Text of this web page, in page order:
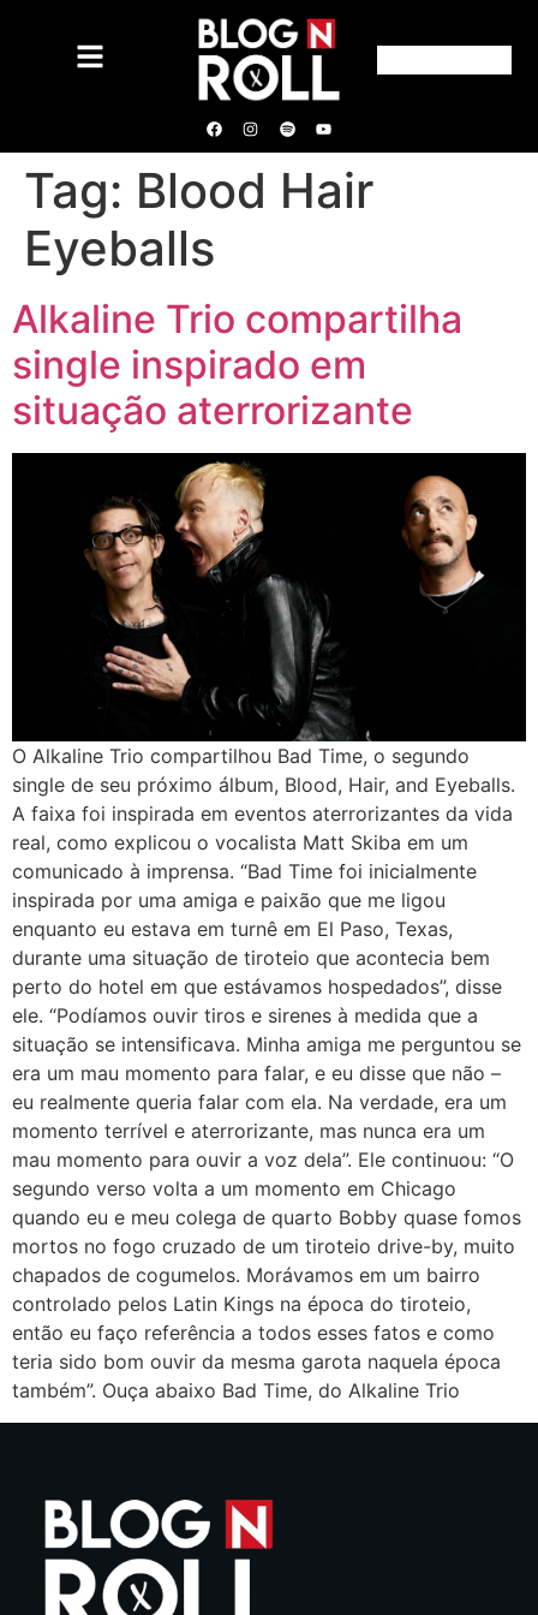
Tag: Blood Hair
Eyeballs
Alkaline Trio compartilha
single inspirado em
situação aterrorizante
O Alkaline Trio compartilhou Bad Time, o segundo
single de seu próximo álbum, Blood, Hair, and Eyeballs.
A faixa foi inspirada em eventos aterrorizantes da vida
real, como explicou o vocalista Matt Skiba em um
comunicado à imprensa. “Bad Time foi inicialmente
inspirada por uma amiga e paixão que me ligou
enquanto eu estava em turnê em El Paso, Texas,
durante uma situação de tiroteio que acontecia bem
perto do hotel em que estávamos hospedados”, disse
ele. “Podíamos ouvir tiros e sirenes à medida que a
situação se intensificava. Minha amiga me perguntou se
era um mau momento para falar, e eu disse que não –
eu realmente queria falar com ela. Na verdade, era um
momento terrível e aterrorizante, mas nunca era um
mau momento para ouvir a voz dela”. Ele continuou: “O
segundo verso volta a um momento em Chicago
quando eu e meu colega de quarto Bobby quase fomos
mortos no fogo cruzado de um tiroteio drive-by, muito
chapados de cogumelos. Morávamos em um bairro
controlado pelos Latin Kings na época do tiroteio,
então eu faço referência a todos esses fatos e como
teria sido bom ouvir da mesma garota naquela época
também”. Ouça abaixo Bad Time, do Alkaline Trio